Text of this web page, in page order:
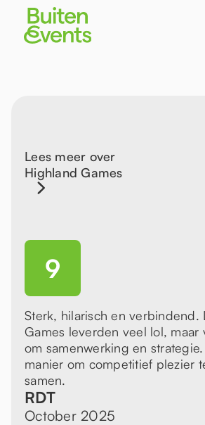
Lees meer over
Highland Games
9
Sterk, hilarisch en verbindend.
Games leverden veel lol, maar
om samenwerking en
manier om competitief plezier
samen.
RDT
October 2025